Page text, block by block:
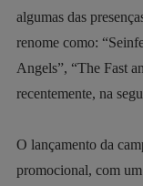
algumas das
renome como:
Angels”, “The Fast
recentemente, na
O lançamento da
promocional, com